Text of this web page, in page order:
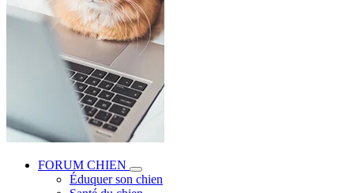
FORUM CHIEN
Éduquer son chien